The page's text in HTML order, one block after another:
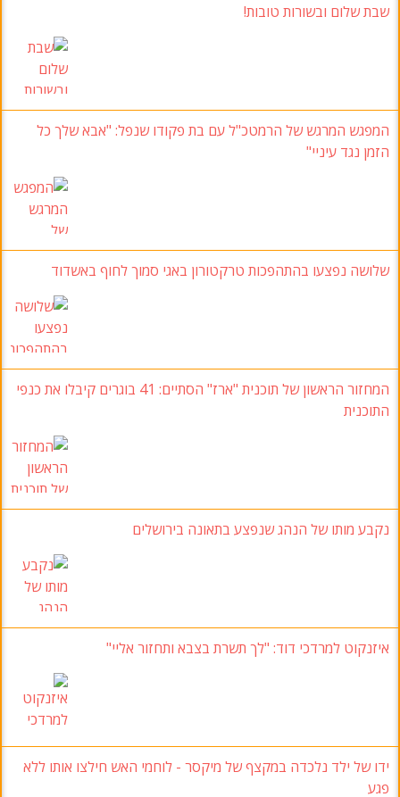
שלום ובשורות טובות!
המרגש של הרמטכ"ל עם בת פקודו שנפל:"אבא שלך כל
נגד עיניי"
נפצעו בהתהפכות טרקטורון באגי סמוך לחוף באשדוד
הראשון של תוכנית "ארז" הסתיים: 41
בוגרים קיבלו את כנפי
מותו של הנהג שנפצע בתאונה בירושלים
למרדכי דוד:"לך תשרת בצבא ותחזור אליי"
של ילד נלכדה במקצף של מיקסר-לוחמי האש חילצו אותו ללא